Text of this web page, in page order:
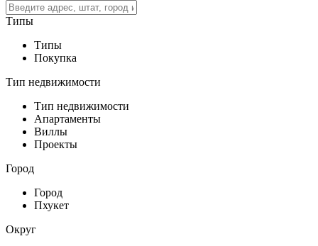
Типы
Типы
Покупка
Тип недвижимости
Тип недвижимости
Апартаменты
Виллы
Проекты
Город
Город
Пхукет
Округ